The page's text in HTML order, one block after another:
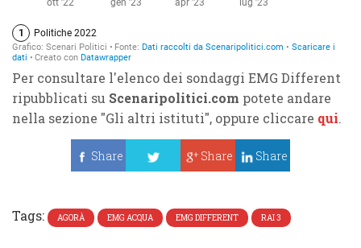
Per consultare l'elenco dei sondaggi EMG Different
ripubblicati su Scenaripolitici.com potete andare
nella sezione "Gli altri istituti", oppure cliccare qui.
Share
Share Share
Tags: AGORÀ EMG ACQUA EMG DIFFERENT RAI 3